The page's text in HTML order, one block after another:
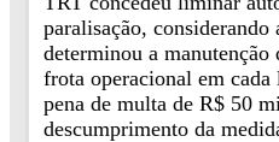
paralisação, considerando
determinou a
frota operacional em
pena de multa de R$ 50
descumprimento da